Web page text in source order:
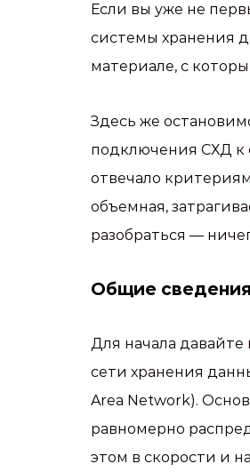
Если вы уже не
системы хранения
материале, с
Здесь же
подключения СХД к
отвечало
объемная,
разобраться —
Общие
Для начала
сети хранения
Area Network).
равномерно
этом в скорости и